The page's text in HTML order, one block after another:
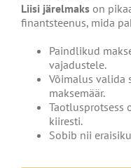
Liisi järelmakson
finantsteenus, mida
Paindlikud
vajadustele.
Võimalus valida
maksemäär.
Taotlusprotsess
kiiresti.
Sobib nii